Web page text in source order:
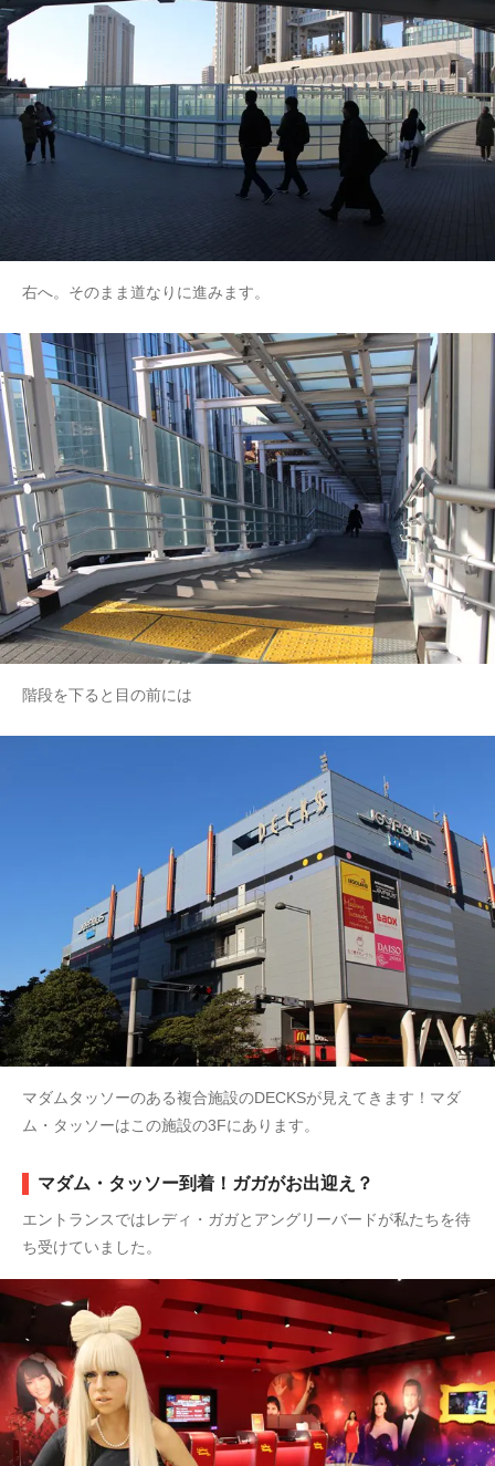
右へ。そのまま道なりに進みます。
階段を下ると目の前には
マダムタッソーのある複合施設のDECKSが見えてきます！マダ
ム・タッソーはこの施設の3Fにあります。
マダム・タッソー到着！ガガがお出迎え？
エントランスではレディ・ガガとアングリーバードが私たちを待
ち受けていました。